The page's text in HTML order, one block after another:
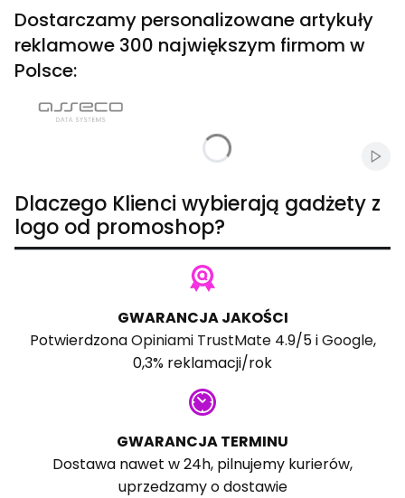
Dostarczamy personalizowane artykuły
reklamowe 300 największym firmom w
Polsce:
Dlaczego Klienci wybierają gadżety z
logo od promoshop?
GWARANCJA JAKOŚCI
PotwierdzonaOpiniami TrustMate4.9/5 iGoogle,
0,3% reklamacji/rok
GWARANCJA TERMINU
Dostawa nawet w 24h, pilnujemy kurierów,
uprzedzamy o dostawie